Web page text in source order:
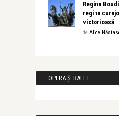
Regina
regina
victorioasă
de Alice
OPERA ȘI BALET